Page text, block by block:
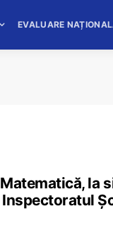
EVALUARE
la